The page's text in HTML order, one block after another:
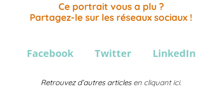
Ce portrait vous a plu ?
Partagez-le sur les réseaux sociaux !
Facebook Twitter LinkedIn
Retrouvez d’autres articles en cliquant ici.